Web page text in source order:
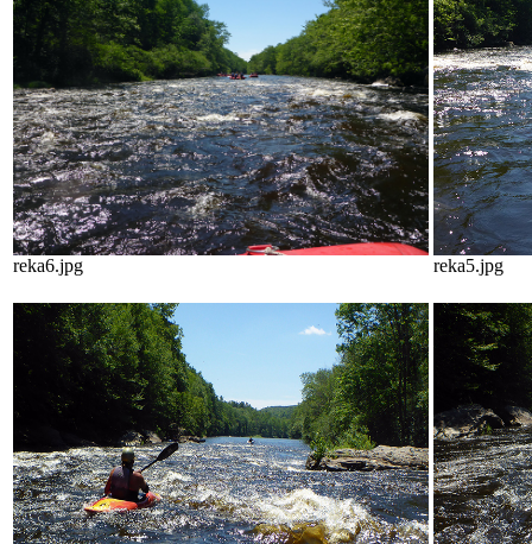
reka6.jpg reka5.jpg